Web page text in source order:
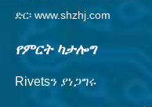
ድር፡ www.shzhj.com
የምርት ካታሎግ
Rivetsን ያነጋግሩ